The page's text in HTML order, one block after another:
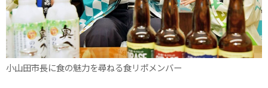
小山田市長に食の魅力を尋ねる食リポメンバー